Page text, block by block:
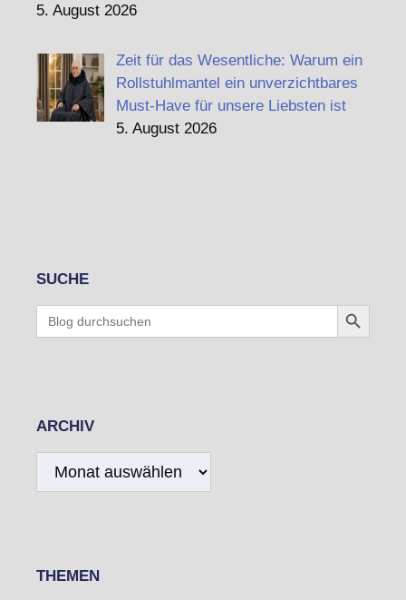
5. August 2026
Zeit für das Wesentliche: Warum ein
Rollstuhlmantel ein unverzichtbares
Must-Have für unsere Liebsten ist
5. August 2026
SUCHE
Search
for:
Search Button
ARCHIV
THEMEN